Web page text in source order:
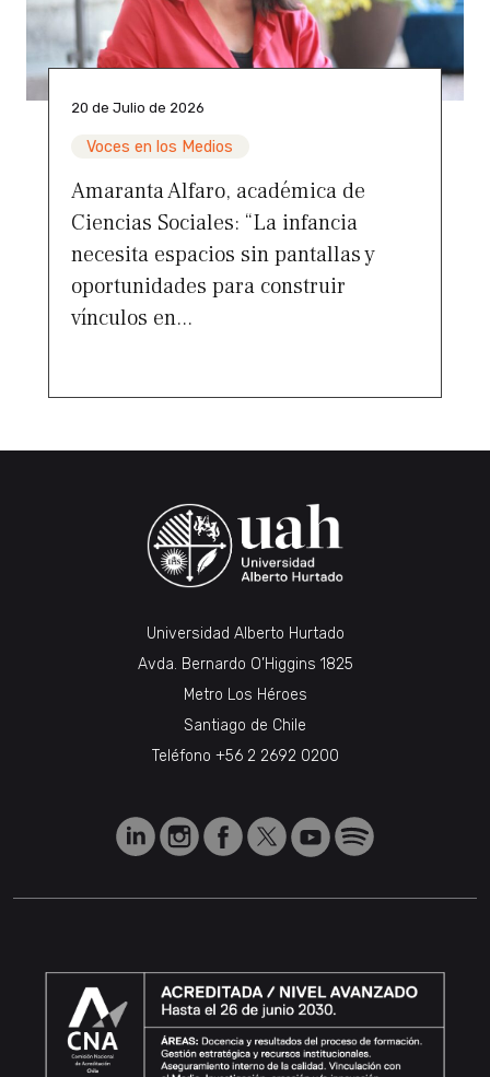
20 de Julio de 2026
Voces en los Medios
Amaranta Alfaro, académica de
Ciencias Sociales: “La infancia
necesita espacios sin pantallas y
oportunidades para construir
vínculos en...
Universidad Alberto Hurtado
Avda. Bernardo O’Higgins 1825
Metro Los Héroes
Santiago de Chile
Teléfono +56 2 2692 0200